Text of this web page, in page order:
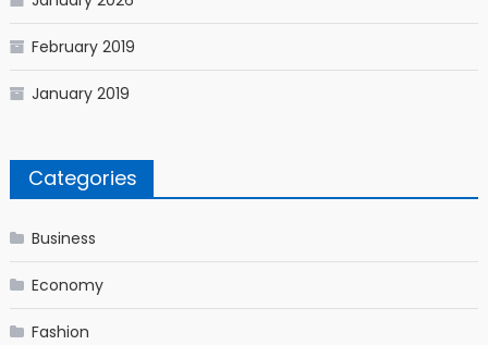
February 2019
January 2019
Categories
Business
Economy
Fashion